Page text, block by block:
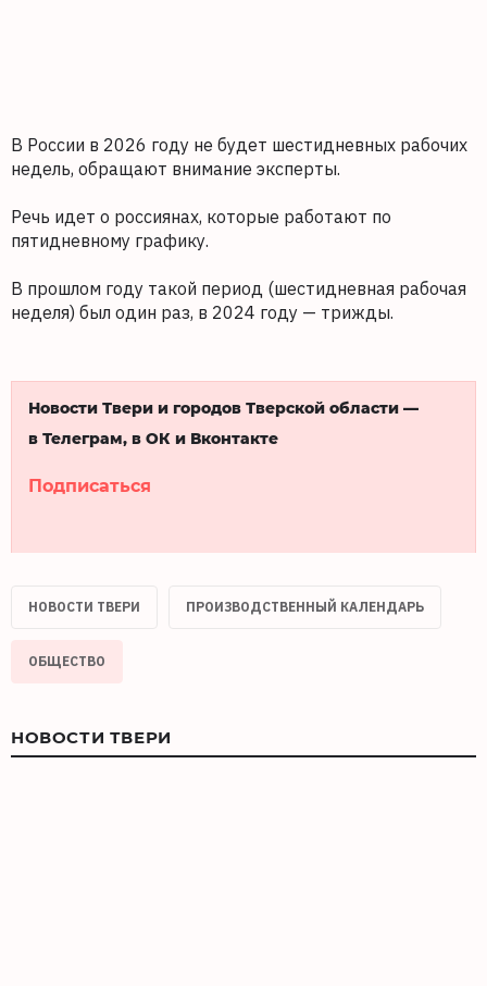
В России в 2026 году не будет шестидневных рабочих
недель, обращают внимание эксперты.
Речь идет о россиянах, которые работают по
пятидневному графику.
В прошлом году такой период (шестидневная рабочая
неделя) был один раз, в 2024 году — трижды.
Новости Твери и городов Тверской области —
в Телеграм, в ОК и Вконтакте
Подписаться
НОВОСТИ ТВЕРИ ПРОИЗВОДСТВЕННЫЙ КАЛЕНДАРЬ
ОБЩЕСТВО
НОВОСТИ ТВЕРИ